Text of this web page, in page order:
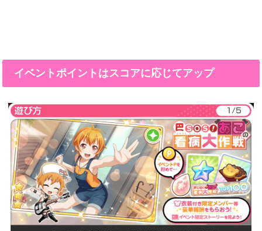
イベントポイントはスコアに応じてアップ